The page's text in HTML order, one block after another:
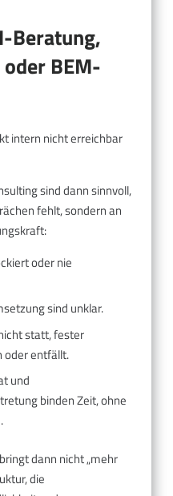
Beratung,
BEM-
intern nicht erreichbar
sind dann sinnvoll,
fehlt, sondern an
oder nie
sind unklar.
statt, fester
oder entfällt.
und
binden Zeit, ohne
dann nicht „mehr
die